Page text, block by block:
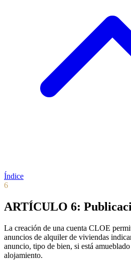
Índice
6
ARTÍCULO 6:
La creación de una cuenta CLOE
anuncios de alquiler de viviendas
anuncio, tipo de bien, si está
alojamiento.